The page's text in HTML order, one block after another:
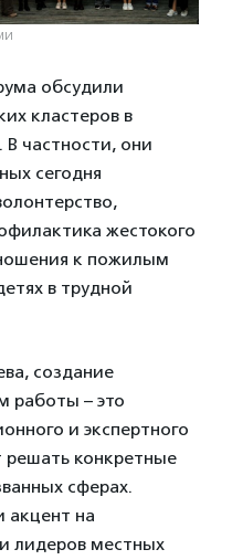
обсудили
кластеров в
частности, они
сегодня
жестокого
к пожилым
в трудной
создание
работы – это
и экспертного
решать конкретные
сферах.
акцент на
лидеров местных